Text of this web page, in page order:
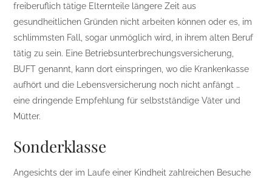
freiberuflich tätige Elternteile längere Zeit aus
gesundheitlichen Gründen nicht arbeiten können oder es, im
schlimmsten Fall, sogar unmöglich wird, in ihrem alten Beruf
tätig zu sein. Eine Betriebsunterbrechungsversicherung,
BUFT genannt, kann dort einspringen, wo die Krankenkasse
aufhört und die Lebensversicherung noch nicht anfängt …
eine dringende Empfehlung für selbstständige Väter und
Mütter.
Sonderklasse
Angesichts der im Laufe einer Kindheit zahlreichen Besuche